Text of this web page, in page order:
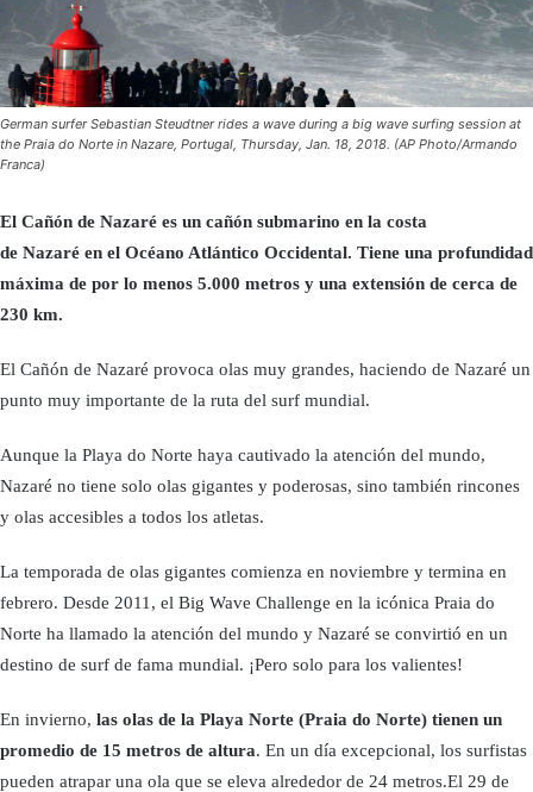
German surfer Sebastian Steudtner rides a wave during a big wave surfing session at
the Praia do Norte in Nazare, Portugal, Thursday, Jan. 18, 2018. (AP Photo/Armando
Franca)
El Cañón de Nazaré es un cañón submarino en la costa
de Nazaré en el Océano Atlántico Occidental. Tiene una profundidad
máxima de por lo menos 5.000 metros y una extensión de cerca de
230 km.
El Cañón de Nazaré provoca olas muy grandes, haciendo de Nazaré un
punto muy importante de la ruta del surf mundial.
Aunque la Playa do Norte haya cautivado la atención del mundo,
Nazaré no tiene solo olas gigantes y poderosas, sino también rincones
y olas accesibles a todos los atletas.
La temporada de olas gigantes comienza en noviembre y termina en
febrero. Desde 2011, el Big Wave Challenge en la icónica Praia do
Norte ha llamado la atención del mundo y Nazaré se convirtió en un
destino de surf de fama mundial. ¡Pero solo para los valientes!
En invierno, las olas de la Playa Norte (Praia do Norte) tienen un
promedio de 15 metros de altura. En un día excepcional, los surfistas
pueden atrapar una ola que se eleva alrededor de 24 metros.El 29 de